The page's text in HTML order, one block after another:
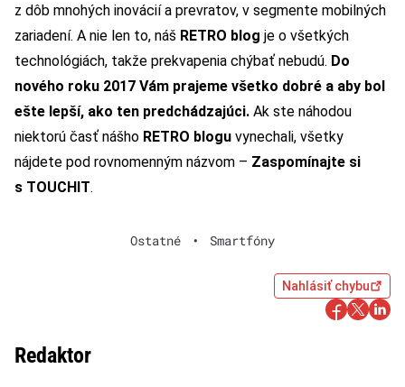
z dôb mnohých inovácií a prevratov, v segmente mobilných
zariadení. A nie len to, náš RETRO blog je o všetkých
technológiách, takže prekvapenia chýbať nebudú. Do
nového roku 2017 Vám prajeme všetko dobré a aby bol
ešte lepší, ako ten predchádzajúci. Ak ste náhodou
niektorú časť nášho RETRO blogu vynechali, všetky
nájdete pod rovnomenným názvom – Zaspomínajte si
s TOUCHIT.
Ostatné • Smartfóny
Nahlásiť chybu
Redaktor